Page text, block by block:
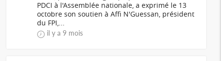
PDCI à l'Assemblée nationale, a exprimé le 13
octobre son soutien à Affi N'Guessan, président
du FPI,...
il y a 9 mois